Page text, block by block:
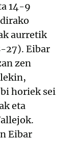
14-9
aurretik
27). Eibar
zen
horiek sei
eta
Eibar